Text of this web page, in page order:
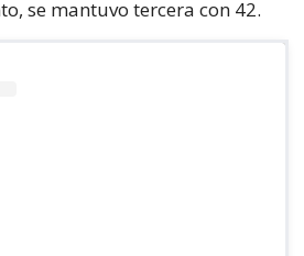
se mantuvo tercera con 42.